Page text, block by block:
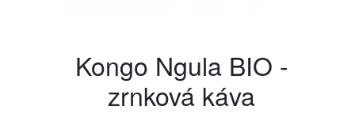
Kongo Ngula BIO -
zrnková káva